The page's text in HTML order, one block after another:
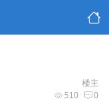
楼主
510 0